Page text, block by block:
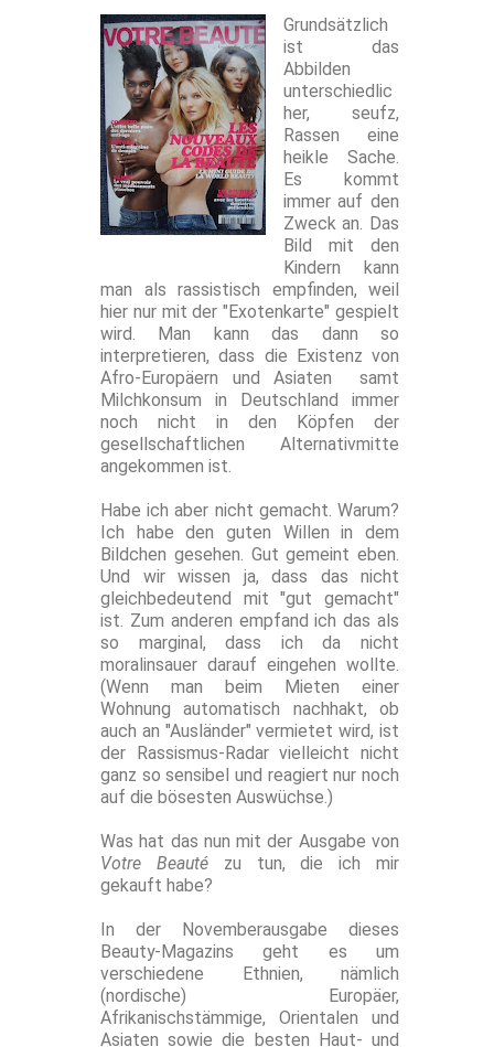
Grundsätzlich
ist das
Abbilden
unterschiedlic
her, seufz,
Rassen eine
heikle Sache.
Es kommt
immer auf den
Zweck an. Das
Bild mit den
Kindern kann
man als rassistisch empfinden, weil
hier nur mit der "Exotenkarte" gespielt
wird. Man kann das dann so
interpretieren, dass die Existenz von
Afro-Europäern und Asiaten samt
Milchkonsum in Deutschland immer
noch nicht in den Köpfen der
gesellschaftlichen Alternativmitte
angekommen ist.
Habe ich aber nicht gemacht. Warum?
Ich habe den guten Willen in dem
Bildchen gesehen. Gut gemeint eben.
Und wir wissen ja, dass das nicht
gleichbedeutend mit "gut gemacht"
ist. Zum anderen empfand ich das als
so marginal, dass ich da nicht
moralinsauer darauf eingehen wollte.
(Wenn man beim Mieten einer
Wohnung automatisch nachhakt, ob
auch an "Ausländer" vermietet wird, ist
der Rassismus-Radar vielleicht nicht
ganz so sensibel und reagiert nur noch
auf die bösesten Auswüchse.)
Was hat das nun mit der Ausgabe von
Votre Beauté zu tun, die ich mir
gekauft habe?
In der Novemberausgabe dieses
Beauty-Magazins geht es um
verschiedene Ethnien, nämlich
(nordische) Europäer,
Afrikanischstämmige, Orientalen und
Asiaten sowie die besten Haut- und